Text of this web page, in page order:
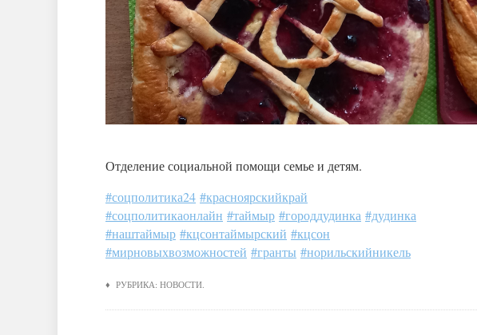
Отделение социальной помощи семье и детям.
#соцполитика24 #красноярскийкрай
#соцполитикаонлайн #таймыр #городдудинка #дудинка
#наштаймыр #кцсонтаймырский #кцсон
#мирновыхвозможностей #гранты #норильскийникель
♦ РУБРИКА: НОВОСТИ.